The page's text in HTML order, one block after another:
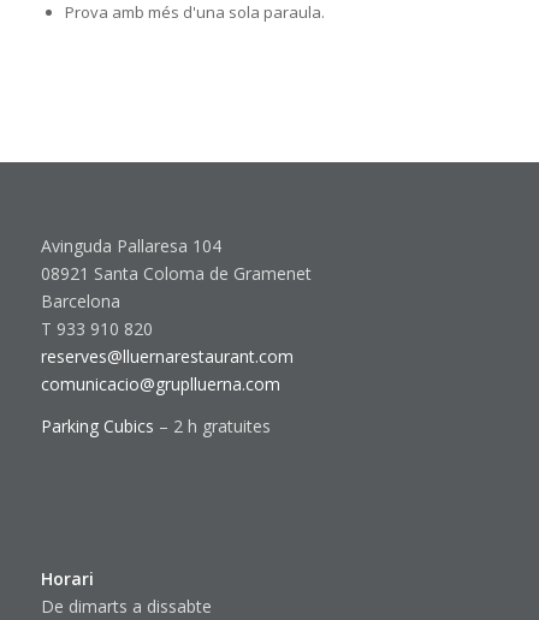
Prova amb més d'una sola paraula.
Avinguda Pallaresa 104
08921 Santa Coloma de Gramenet
Barcelona
T 933 910 820
reserves@lluernarestaurant.com
comunicacio@gruplluerna.com
Parking Cubics – 2 h gratuites
Horari
De dimarts a dissabte